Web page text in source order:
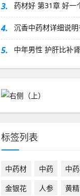
3. 药材好 第31章 好一
4. 沉香中药材详细说明
5. 中年男性 护肝比补
标签列表
中药材 中药 中
金银花
人参 黄精